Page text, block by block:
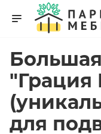
"Грация
для